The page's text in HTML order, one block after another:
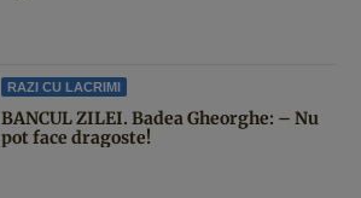
RAZI CU LACRIMI
BANCUL ZILEI. Badea Gheorghe: – Nu
pot face dragoste!